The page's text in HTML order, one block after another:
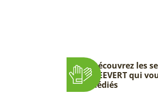
Découvrez les
DEEVERT qui
dédiés